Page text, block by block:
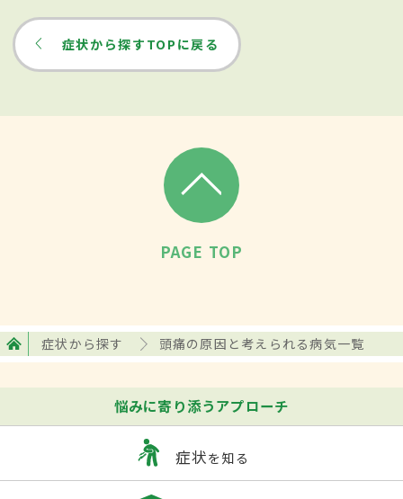
症状から探すTOPに戻る
PAGE TOP
症状から探す 頭痛の原因と考えられる病気一覧
悩みに寄り添うアプローチ
症状を知る